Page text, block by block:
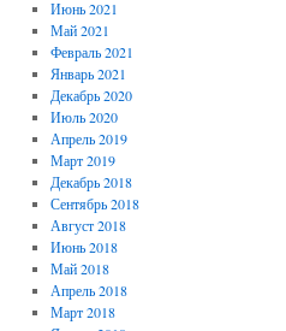
Июнь 2021
Май 2021
Февраль 2021
Январь 2021
Декабрь 2020
Июль 2020
Апрель 2019
Март 2019
Декабрь 2018
Сентябрь 2018
Август 2018
Июнь 2018
Май 2018
Апрель 2018
Март 2018